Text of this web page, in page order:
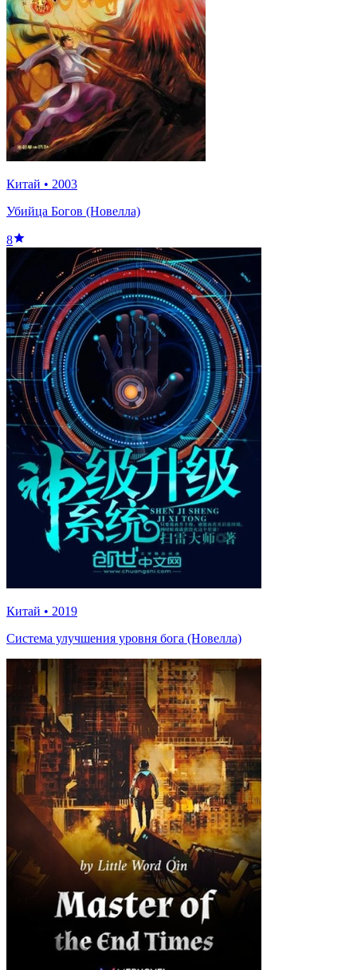
Китай • 2003
Убийца Богов (Новелла)
8
Китай • 2019
Система улучшения уровня бога (Новелла)